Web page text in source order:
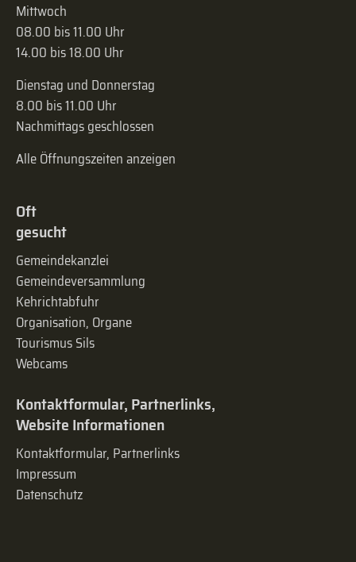
Mittwoch
08.00 bis 11.00 Uhr
14.00 bis 18.00 Uhr
Dienstag und Donnerstag
8.00 bis 11.00 Uhr
Nachmittags geschlossen
Alle Öffnungszeiten anzeigen
Oft
gesucht
Gemeindekanzlei
Gemeinde­versammlung
Kehrichtabfuhr
Organisation, Organe
Tourismus Sils
Webcams
Kontaktformular, Partnerlinks,
Website Informationen
Kontaktformular, Partnerlinks
Impressum
Datenschutz